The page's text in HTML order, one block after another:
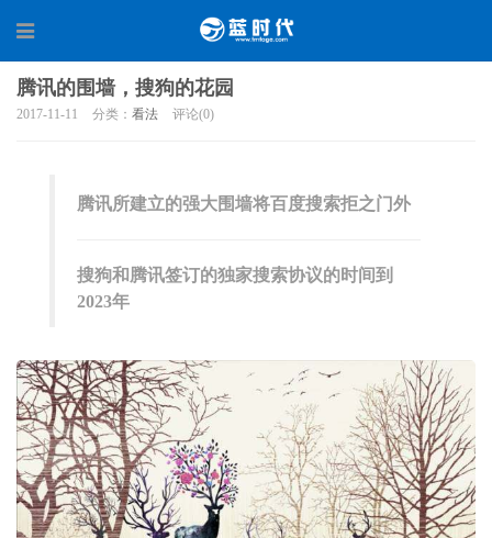
腾讯的围墙，搜狗的花园
2017-11-11 分类： 看法 评论(0)
腾讯所建立的强大围墙将百度搜索拒之门外
搜狗和腾讯签订的独家搜索协议的时间到
2023年